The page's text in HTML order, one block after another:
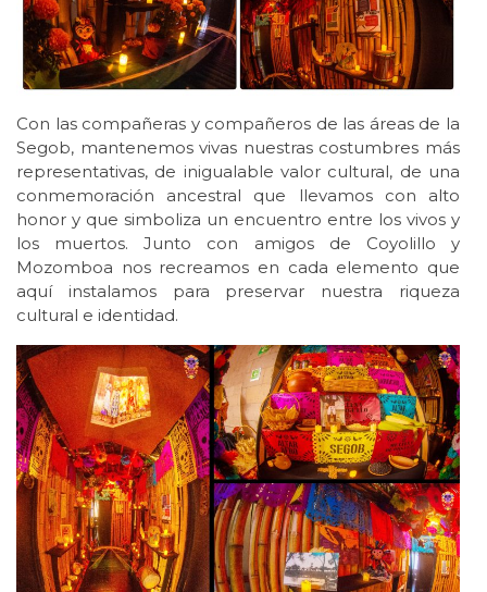
Con las compañeras y compañeros de las áreas de la
Segob, mantenemos vivas nuestras costumbres más
representativas, de inigualable valor cultural, de una
conmemoración ancestral que llevamos con alto
honor y que simboliza un encuentro entre los vivos y
los muertos. Junto con amigos de Coyolillo y
Mozomboa nos recreamos en cada elemento que
aquí instalamos para preservar nuestra riqueza
cultural e identidad.